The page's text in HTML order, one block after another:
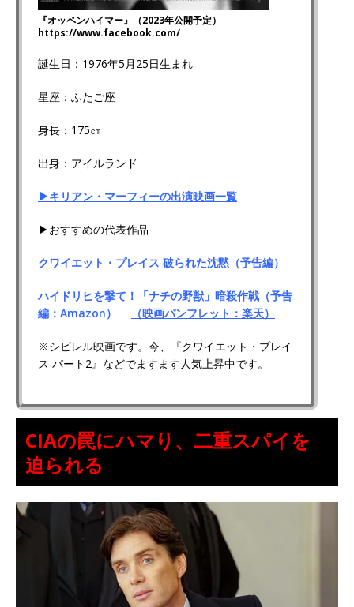
『オッペンハイマー』（2023年公開予定）
https://www.facebook.com/
誕生日：1976年5月25日生まれ
星座：ふたご座
身長：175㎝
出身：アイルランド
▶キリアン・マーフィーの出演映画一覧
▶おすすめの代表作品
クワイエット・プレイス 破られた沈黙（予告編）
ハイドリヒを撃て！「ナチの野獣」暗殺作戦（予告
編：Amazon）
（映画パンフレット：楽天）
※シビレル映画です。今、『クワイエット・プレイ
ス パート2』などでますます人気上昇中です。
CIAの罠にハマり、二重スパイを
迫られる